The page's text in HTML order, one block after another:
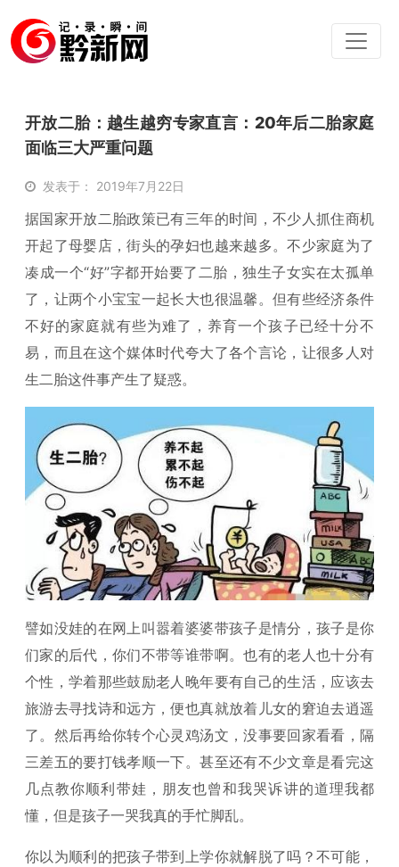
开放二胎：越生越穷专家直言：20年后二胎家庭
面临三大严重问题
发表于： 2019年7月22日
据国家开放二胎政策已有三年的时间，不少人抓住商机
开起了母婴店，街头的孕妇也越来越多。不少家庭为了
凑成一个“好”字都开始要了二胎，独生子女实在太孤单
了，让两个小宝宝一起长大也很温馨。但有些经济条件
不好的家庭就有些为难了，养育一个孩子已经十分不
易，而且在这个媒体时代夸大了各个言论，让很多人对
生二胎这件事产生了疑惑。
譬如没娃的在网上叫嚣着婆婆带孩子是情分，孩子是你
们家的后代，你们不带等谁带啊。也有的老人也十分有
个性，学着那些鼓励老人晚年要有自己的生活，应该去
旅游去寻找诗和远方，便也真就放着儿女的窘迫去逍遥
了。然后再给你转个心灵鸡汤文，没事要回家看看，隔
三差五的要打钱孝顺一下。甚至还有不少文章是看完这
几点教你顺利带娃，朋友也曾和我哭诉讲的道理我都
懂，但是孩子一哭我真的手忙脚乱。
你以为顺利的把孩子带到上学你就解脱了吗？不可能，